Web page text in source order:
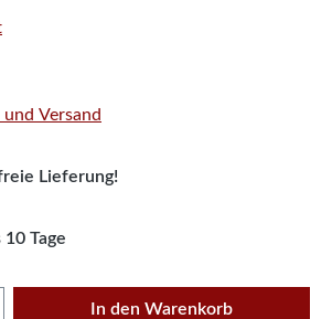
Versand
Lieferung!
Tage
Gib den gewünschten
In den Warenkorb